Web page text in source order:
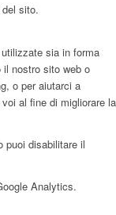
sito.
sia in forma
il nostro sito web o
o per aiutarci a
al fine di migliorare la
puoi disabilitare il
Analytics.